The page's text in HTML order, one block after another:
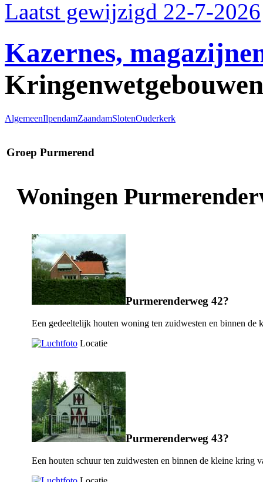
Laatst gewijzigd 22-7-2026
Kazernes,
Kringenwetgebouwen
AlgemeenIlpendamZaandamSlotenOuderkerk
Groep Purmerend
Woningen
Purmerenderweg 42?
Een gedeeltelijk houten woning ten zuidwesten en binnen de
Locatie
Purmerenderweg 43?
Een houten schuur ten zuidwesten en binnen de kleine kring